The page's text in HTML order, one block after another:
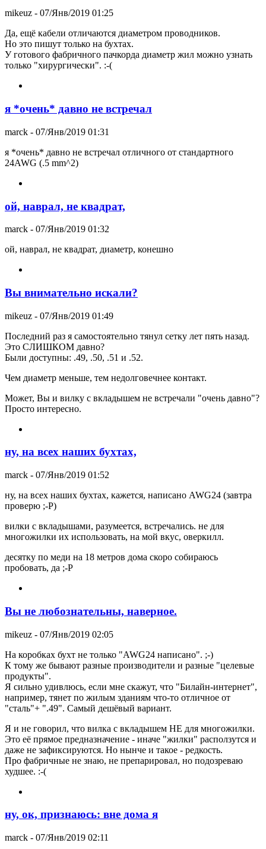
mikeuz - 07/Янв/2019 01:25
Да, ещё кабели отличаются диаметром проводников.
Но это пишут только на бухтах.
У готового фабричного пачкорда диаметр жил можно узнать
только "хирургически". :-(
я *очень* давно не встречал
marck - 07/Янв/2019 01:31
я *очень* давно не встречал отличного от стандартного
24AWG (.5 mm^2)
ой, наврал, не квадрат,
marck - 07/Янв/2019 01:32
ой, наврал, не квадрат, диаметр, конешно
Вы внимательно искали?
mikeuz - 07/Янв/2019 01:49
Последний раз я самостоятельно тянул сетку лет пять назад.
Это СЛИШКОМ давно?
Были доступны: .49, .50, .51 и .52.
Чем диаметр меньше, тем недолговечнее контакт.
Может, Вы и вилку с вкладышем не встречали "очень давно"?
Просто интересно.
ну, на всех наших бухтах,
marck - 07/Янв/2019 01:52
ну, на всех наших бухтах, кажется, написано AWG24 (завтра
проверю ;-P)
вилки с вкладышами, разумеется, встречались. не для
многожилки их использовать, на мой вкус, оверкилл.
десятку по меди на 18 метров дома скоро собираюсь
пробовать, да ;-P
Вы не любознательны, наверное.
mikeuz - 07/Янв/2019 02:05
На коробках бухт не только "AWG24 написано". ;-)
К тому же бывают разные производители и разные "целевые
продукты".
Я сильно удивлюсь, если мне скажут, что "Билайн-интернет",
например, тянет по жилым зданиям что-то отличное от
"сталь"+ ".49". Самый дешёвый вариант.
Я и не говорил, что вилка с вкладышем НЕ для многожилки.
Это её прямое предназначение - иначе "жилки" расползутся и
даже не зафиксируются. Но нынче и такое - редкость.
Про фабричные не знаю, не препарировал, но подозреваю
худшее. :-(
ну, ок, признаюсь: вне дома я
marck - 07/Янв/2019 02:11